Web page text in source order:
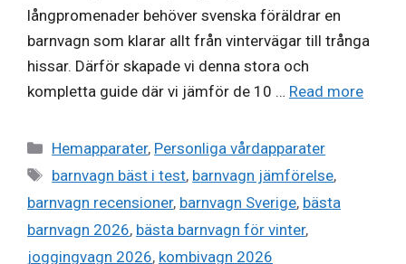
långpromenader behöver svenska föräldrar en
barnvagn som klarar allt från vintervägar till trånga
hissar. Därför skapade vi denna stora och
kompletta guide där vi jämför de 10 … Read more
Categories
Hemapparater, Personliga vårdapparater
Tags
barnvagn bäst i test, barnvagn jämförelse,
barnvagn recensioner, barnvagn Sverige, bästa
barnvagn 2026, bästa barnvagn för vinter,
joggingvagn 2026, kombivagn 2026